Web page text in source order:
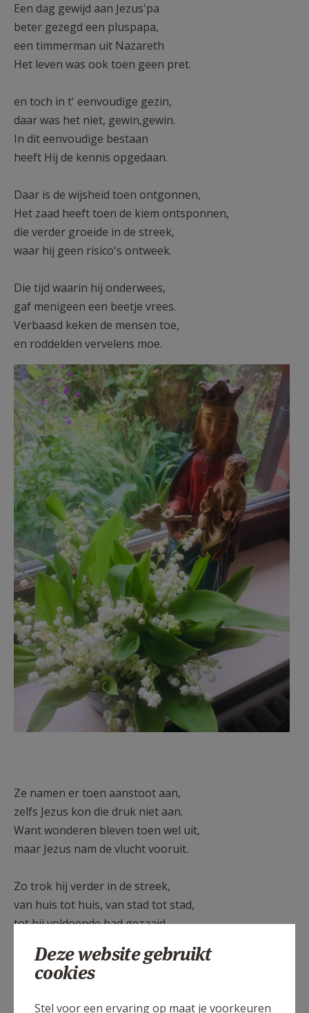
Een dag gewijd aan Jezus'pa
beter gezegd een pluspapa,
een timmerman uit Nazareth
Het leven was ook toen geen pret.
en toch in t' eenvoudige gezin,
daar was het niet, gewin,gewin.
In dit eenvoudige bestaan
heeft Hij de kennis opgedaan.
Daar is de wijsheid toen ontgonnen,
Het zaad heeft toen de kiem ontsponnen,
die verder groeide in de streek,
waar hij geen risico's ontweek.
Die tijd waarin hij onderwees,
gaf menigeen een beetje vrees.
Verbaasd keken de mensen toe,
en roddelden vervelens moe.
IMG_maria7741.jpg
Ze namen er toen aanstoot aan,
zelfs Jezus kon die druk niet aan.
Want wonderen bleven toen wel uit,
maar Jezus nam de vlucht vooruit.
Zo trok hij verder in de streek,
van huis tot huis, van stad tot stad,
tot hij voldoende had gezaaid,
Dan in de aanvang van de Mei,
Deze website gebruikt
cookies
Stel voor een ervaring op maat je voorkeuren